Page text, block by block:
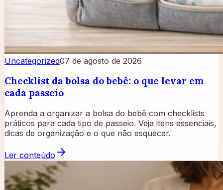
Uncategorized07 de agosto de 2026
Checklist da bolsa do bebê: o que levar em
cada passeio
Aprenda a organizar a bolsa do bebê com checklists
práticos para cada tipo de passeio. Veja itens essenciais,
dicas de organização e o que não esquecer.
Ler conteúdo